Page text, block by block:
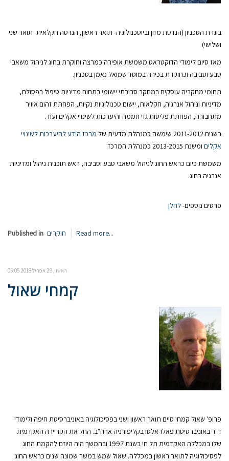
בוגרת הטכניון (הנדסת מזון וביוטכנולוגיה- תואר ראשון, הנדסה חקלאית- תואר שני
ושלישי)
מאז סיום לימודי הדוקטראט משמשת אופירה כמרצה וחוקרת בחוג לניהול משאבי
טבע וסביבה וכחוקרת בכירה במוסד שמואל נאמן בטכניון.
תחומי מחקריה עוסקים במחקר סביבתי יישומי בתחום מדיניות טיפול בפסולת,
מדיניות וניהול אנרגיה, חקלאות, יישום טכנולוגיות נקיות, הפחתת זהום אוויר
מתחבורה, הפחתת פליטות גזי חממה והיערכות לשינויי אקלים ועוד.
בשנים 2011-2012 שימשה כמנהלת מדעית של
מרכז הידע להיערכות לשינויי
אקלים ומשנת 2013-2015 כמנהלת המרכז.
משמשת כיום כראש החוג לניהול משאבי טבע וסביבה, ראש תוכנית ניהול ומדיניות
אנרגיה בחוג.
פרטים נוספים-להלן
Published in חוקרים Read more...
ראשון, 29 אפריל 2018 05:05
קמחי שאול
פרופ' שאול קמחי סיים תואר ראשון ושני בפסיכולוגיה באוניברסיטת חיפה ולימודי
ד"ר באוניברסיטת פאלו-אלטו בקליפורניה ארה"ב. החל את הקריירה האקדמית
שלו במכללה האקדמית תל חי בשנת 1997 ובהמשך היה היוזם להקמת החוג
לפסיכולוגיה לתואר ראשון במכללה. שאול שמש במשך שמונה שנים כראש החוג